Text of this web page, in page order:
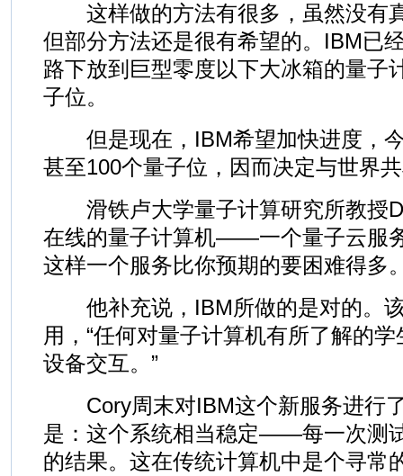
这样做的方法有很多，虽然没有
但部分方法还是很有希望的。IBM已
路下放到巨型零度以下大冰箱的量子
子位。
但是现在，IBM希望加快进度，今
甚至100个量子位，因而决定与世界
滑铁卢大学量子计算研究所教授
在线的量子计算机——一个量子云服
这样一个服务比你预期的要困难得多
他补充说，IBM所做的是对的。
用，“任何对量子计算机有所了解的
设备交互。”
Cory周末对IBM这个新服务进行
是：这个系统相当稳定——每一次测
的结果。这在传统计算机中是个寻常